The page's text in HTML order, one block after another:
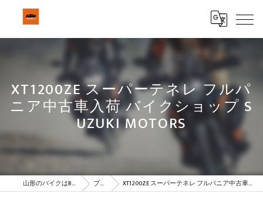
XT1200ZE スーパーテネレ フルパ
ニア中古車入荷 バイクショップ S
UZUKI MOTORS
山形のバイクはBeSTAR株式会社 ブログ XT1200ZE スーパーテネレ フルパニア中古車入荷 バイクショップ SUZUKI MOTORS